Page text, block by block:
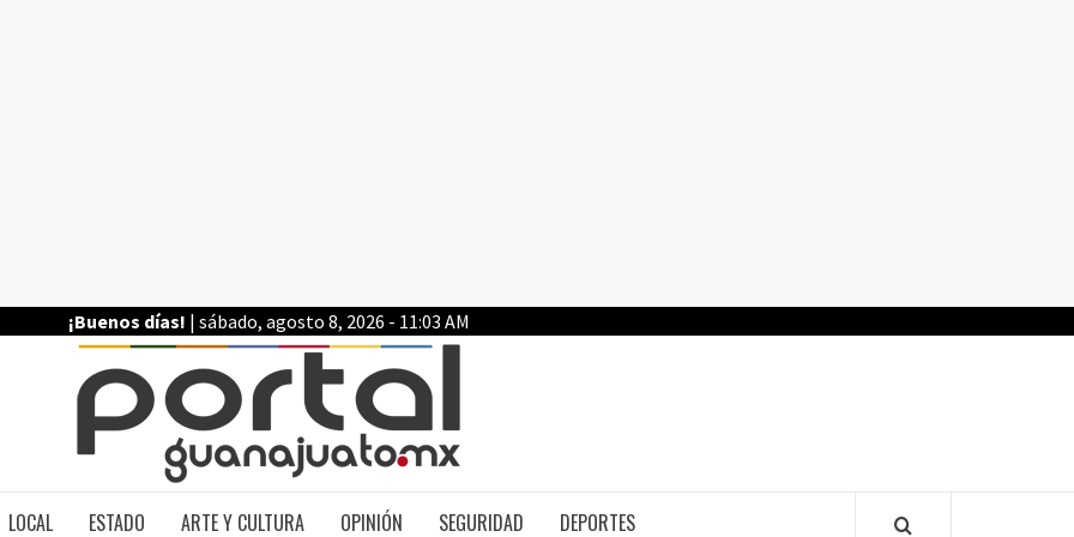
¡Buenos días! | sábado, agosto 8, 2026 - 11:03 AM
LOCAL ESTADO ARTE Y CULTURA OPINIÓN SEGURIDAD DEPORTES